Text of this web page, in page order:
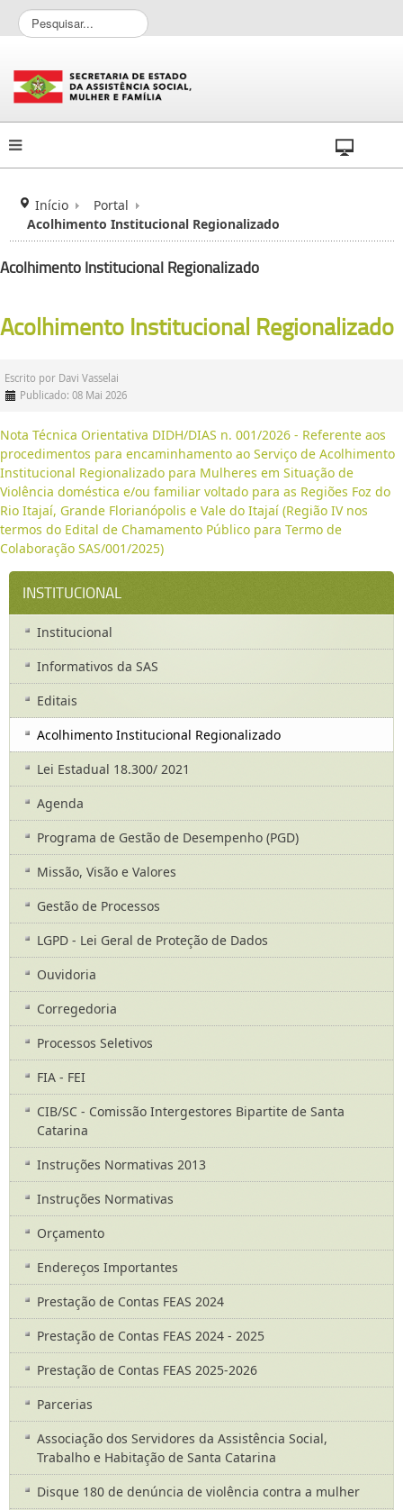
P
e
q
u
i
s
a
Início
Portal
Acolhimento Institucional Regionalizado
Acolhimento Institucional Regionalizado
Acolhimento Institucional Regionalizado
Escrito por Davi Vasselai
Publicado: 08 Mai 2026
Nota Técnica Orientativa DIDH/DIAS n. 001/2026 - Referente aos
procedimentos para encaminhamento ao Serviço de Acolhimento
Institucional Regionalizado para Mulheres em Situação de
Violência doméstica e/ou familiar voltado para as Regiões Foz do
Rio Itajaí, Grande Florianópolis e Vale do Itajaí (Região IV nos
termos do Edital de Chamamento Público para Termo de
Colaboração SAS/001/2025)
INSTITUCIONAL
Institucional
Informativos da SAS
Editais
Acolhimento Institucional Regionalizado
Lei Estadual 18.300/ 2021
Agenda
Programa de Gestão de Desempenho (PGD)
Missão, Visão e Valores
Gestão de Processos
LGPD - Lei Geral de Proteção de Dados
Ouvidoria
Corregedoria
Processos Seletivos
FIA - FEI
CIB/SC - Comissão Intergestores Bipartite de Santa
Catarina
Instruções Normativas 2013
Instruções Normativas
Orçamento
Endereços Importantes
Prestação de Contas FEAS 2024
Prestação de Contas FEAS 2024 - 2025
Prestação de Contas FEAS 2025-2026
Parcerias
Associação dos Servidores da Assistência Social,
Trabalho e Habitação de Santa Catarina
Disque 180 de denúncia de violência contra a mulher